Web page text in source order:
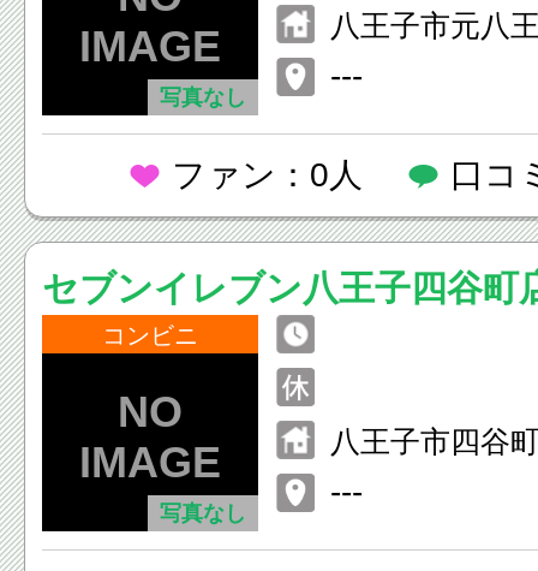
写真なし
八王子市元八
---
ファン：0人 口コ
セブンイレブン八王子四谷町
コンビニ
写真なし
八王子市四谷
---